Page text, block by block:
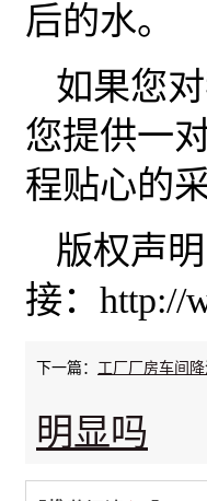
后的水。
如果您
您提供一
程贴心的
版权声
接： http://
下一篇： 工厂厂房车间
明显吗